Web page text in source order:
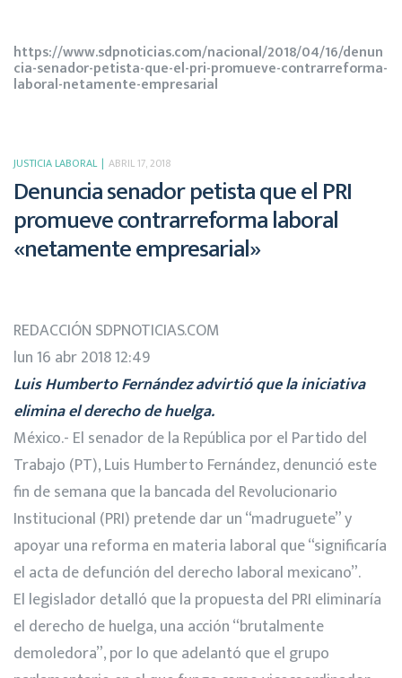
https://www.sdpnoticias.com/nacional/2018/04/16/denun
cia-senador-petista-que-el-pri-promueve-contrarreforma-
laboral-netamente-empresarial
JUSTICIA LABORAL ABRIL 17, 2018
Denuncia senador petista que el PRI
promueve contrarreforma laboral
«netamente empresarial»
REDACCIÓN SDPNOTICIAS.COM
lun 16 abr 2018 12:49
Luis Humberto Fernández advirtió que la iniciativa
elimina el derecho de huelga.
México.- El senador de la República por el Partido del
Trabajo (PT), Luis Humberto Fernández, denunció este
fin de semana que la bancada del Revolucionario
Institucional (PRI) pretende dar un “madruguete” y
apoyar una reforma en materia laboral que “significaría
el acta de defunción del derecho laboral mexicano”.
El legislador detalló que la propuesta del PRI eliminaría
el derecho de huelga, una acción “brutalmente
demoledora”, por lo que adelantó que el grupo